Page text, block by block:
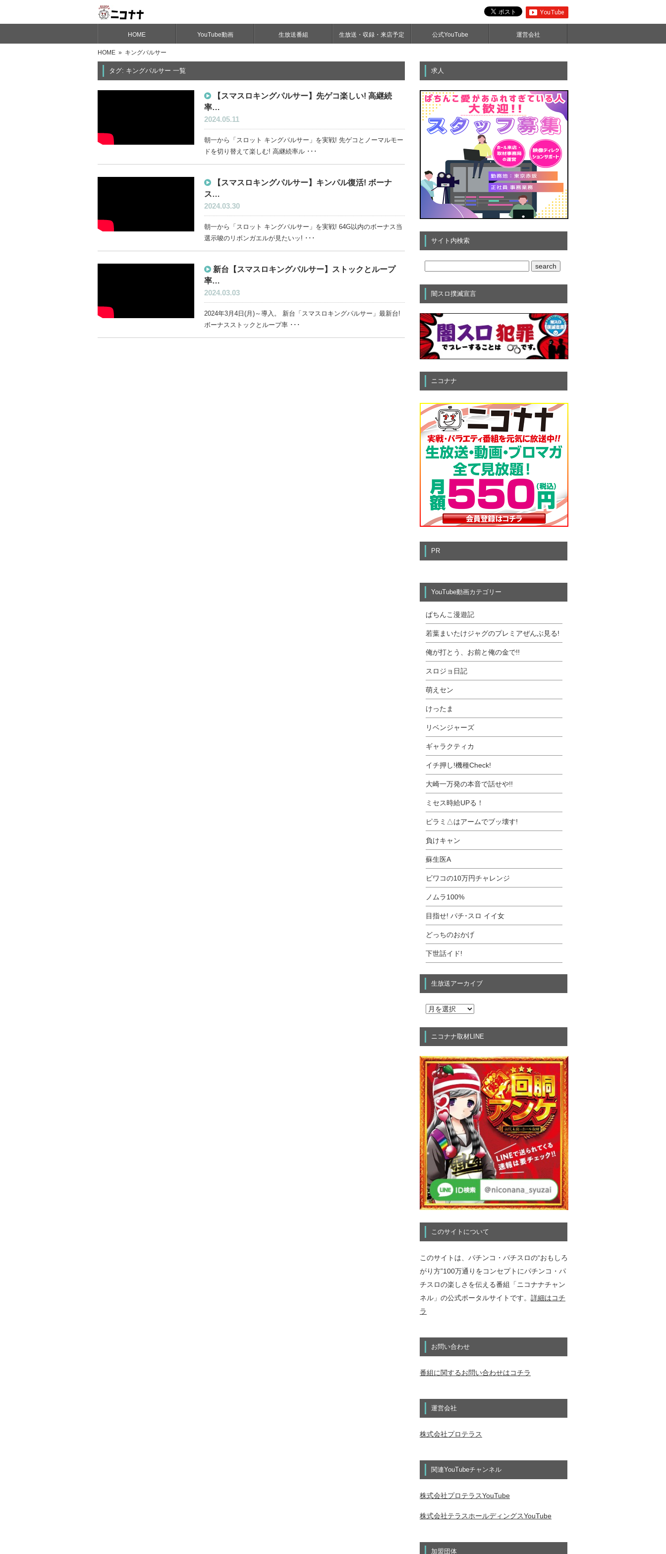
HOME YouTube動画 生放送番組 生放送・収録・来店予定 公式YouTube 運営会社
HOME » キングパルサー
タグ: キングパルサー 一覧
【スマスロキングパルサー】先ゲコ楽しい! 高継続
率…
2024.05.11
朝一から「スロット キングパルサー」を実戦! 先ゲコとノーマルモー
ドを切り替えて楽しむ! 高継続率ル ･･･
【スマスロキングパルサー】キンパル復活! ボーナ
ス…
2024.03.30
朝一から「スロット キングパルサー」を実戦! 64G以内のボーナス当
選示唆のリボンガエルが見たいッ! ･･･
新台【スマスロキングパルサー】ストックとループ
率…
2024.03.03
2024年3月4日(月)～導入。 新台「スマスロキングパルサー」最新台!
ボーナスストックとループ率 ･･･
求人
サイト内検索
闇スロ撲滅宣言
ニコナナ
PR
YouTube動画カテゴリー
ぱちんこ漫遊記
若葉まいたけジャグのプレミアぜんぶ見る!
俺が打とう、お前と俺の金で!!
スロジョ日記
萌えセン
けったま
リベンジャーズ
ギャラクティカ
イチ押し!機種Check!
大崎一万発の本音で話せや!!
ミセス時給UPる！
ピラミ△はアームでブッ壊す!
負けキャン
蘇生医A
ビワコの10万円チャレンジ
ノムラ100%
目指せ! パチ･スロ イイ女
どっちのおかげ
下世話イド!
生放送アーカイブ
ニコナナ取材LINE
このサイトについて
このサイトは、パチンコ・パチスロの“おもしろ
がり方”100万通りをコンセプトにパチンコ・パ
チスロの楽しさを伝える番組「ニコナナチャン
ネル」の公式ポータルサイトです。 詳細はコチ
ラ
お問い合わせ
番組に関するお問い合わせはコチラ
運営会社
株式会社プロテラス
関連YouTubeチャンネル
株式会社プロテラスYouTube
株式会社テラスホールディングスYouTube
加盟団体